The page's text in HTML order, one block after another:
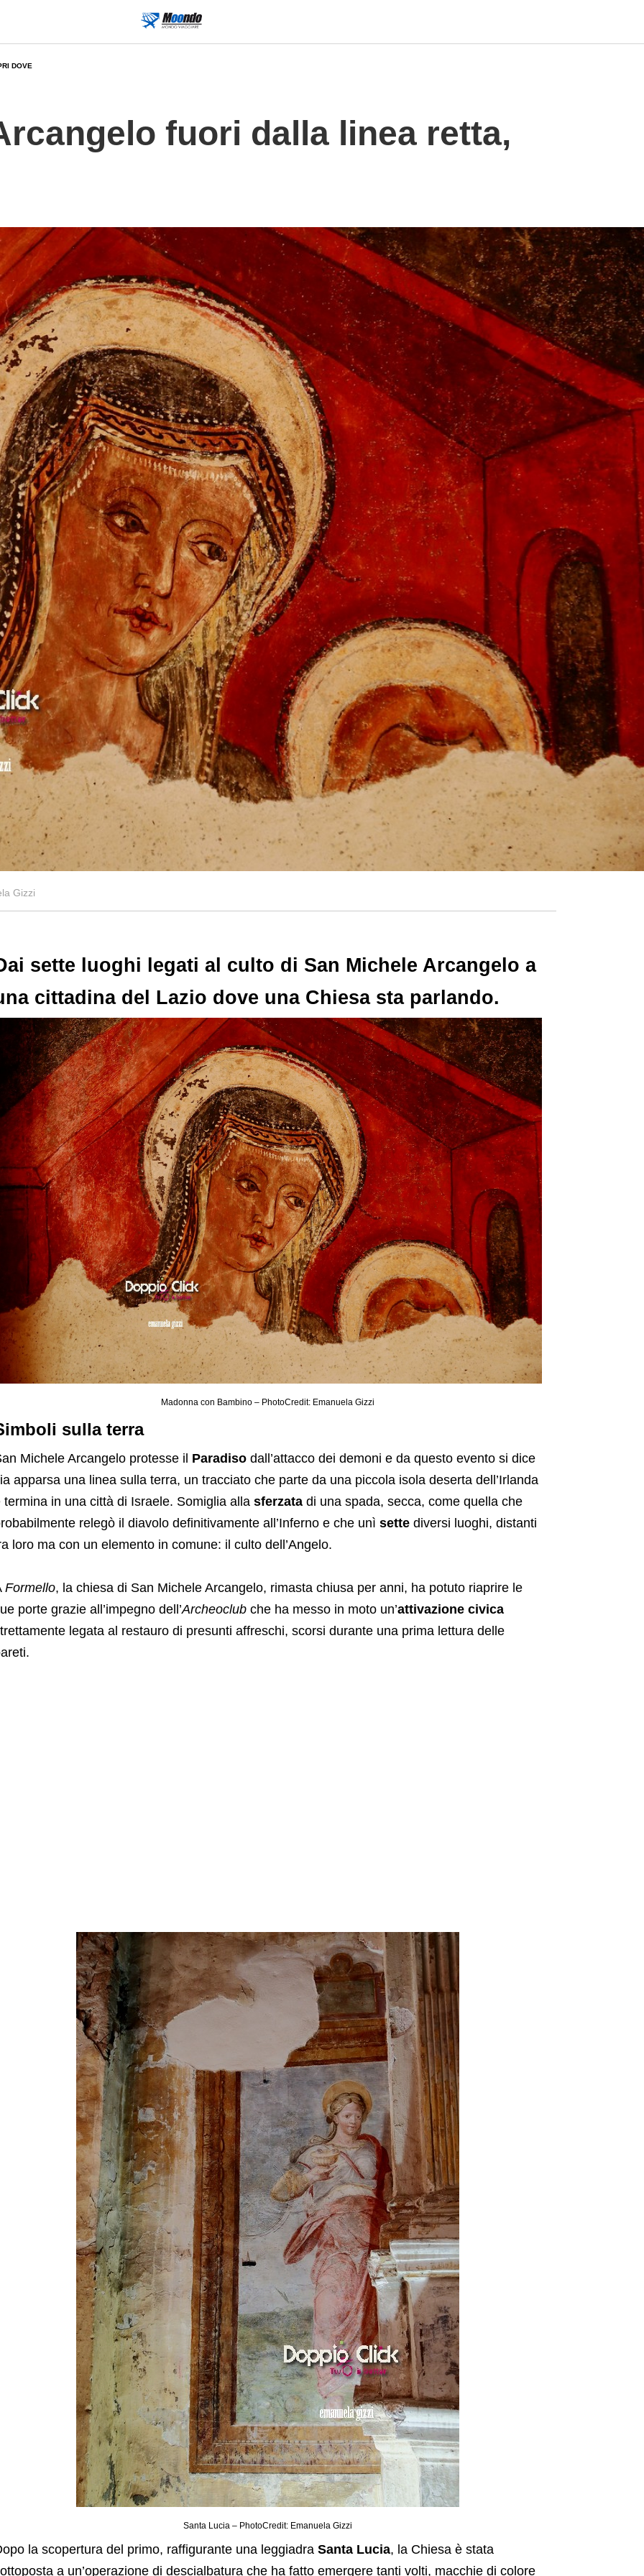
DOVE
fuori dalla linea retta,
Gizzi
sette luoghi legati al culto di San Michele Arcangelo a
cittadina del Lazio dove una Chiesa sta parlando.
Madonna con Bambino – PhotoCredit: Emanuela Gizzi
sulla terra
Michele Arcangelo protesse il Paradisodall’attacco dei demoni e da questo evento si dice
apparsa una linea sulla terra, un tracciato che parte da una piccola isola deserta dell’Irlanda
termina in una città di Israele. Somiglia alla sferzatadi una spada, secca, come quella che
relegò il diavolo definitivamente all’Inferno e che unì settediversi luoghi, distanti
loro ma con un elemento in comune: il culto dell’Angelo.
Formello, la chiesa di San Michele Arcangelo, rimasta chiusa per anni, ha potuto riaprire le
porte grazie all’impegno dell’Archeoclubche ha messo in moto un’attivazione civica
legata al restauro di presunti affreschi, scorsi durante una prima lettura delle
Santa Lucia – PhotoCredit: Emanuela Gizzi
la scopertura del primo, raffigurante una leggiadra Santa Lucia, la Chiesa è stata
a un’operazione di descialbatura che ha fatto emergere tanti volti, macchie di colore